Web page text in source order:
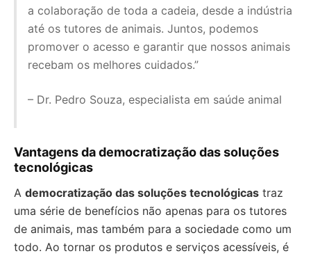
a colaboração de toda a cadeia, desde a indústria
até os tutores de animais. Juntos, podemos
promover o acesso e garantir que nossos animais
recebam os melhores cuidados.”
– Dr. Pedro Souza, especialista em saúde animal
Vantagens da democratização das soluções
tecnológicas
A democratização das soluções tecnológicas traz
uma série de benefícios não apenas para os tutores
de animais, mas também para a sociedade como um
todo. Ao tornar os produtos e serviços acessíveis, é